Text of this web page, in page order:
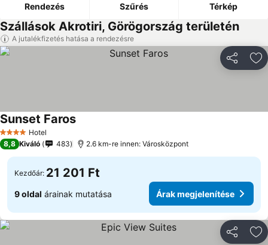
Rendezés Szűrés Térkép
Szállások Akrotiri, Görögország területén
A jutalékfizetés hatása a rendezésre
4 KategóriaHotel
Sunset FarosÁrak megjelenítése
8,8 Kiváló 483 2.6 km-re innen: Városközpont
Kezdőár: 21 201 Ft
9 oldal árainak mutatása Árak megjelenítése